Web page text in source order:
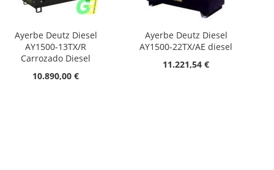
Ayerbe Deutz Diesel
AY1500-13TX/R
Carrozado Diesel
10.890,00 €
Ayerbe Deutz Diesel
AY1500-22TX/AE diesel
11.221,54 €